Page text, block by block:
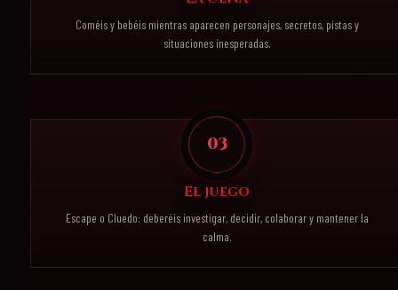
Coméis y bebéis mientras aparecen personajes, secretos, pistas y
situaciones inesperadas.
03
El juego
Escape o Cluedo: deberéis investigar, decidir, colaborar y mantener la
calma.